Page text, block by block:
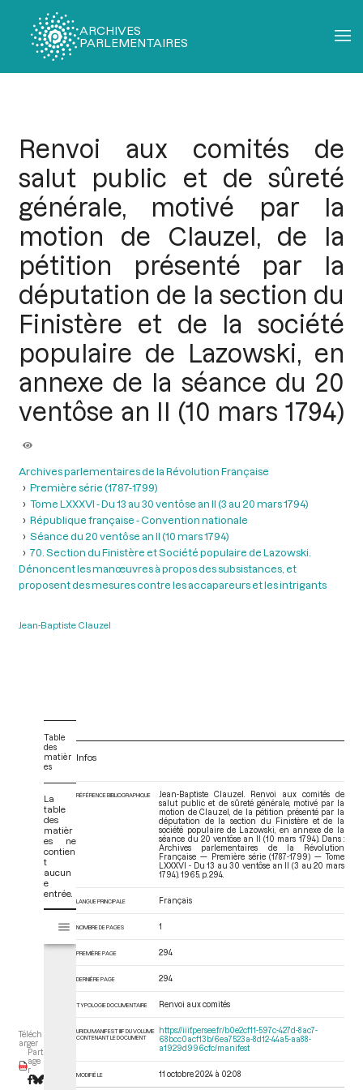
ARCHIVES
PARLEMENTAIRES
Renvoi aux comités de
salut public et de sûreté
générale, motivé par la
motion de Clauzel, de la
pétition présenté par la
députation de la section du
Finistère et de la société
populaire de Lazowski, en
annexe de la séance du 20
ventôse an II (10 mars 1794)
Archives parlementaires de la Révolution Française
Première série (1787-1799)
Tome LXXXVI - Du 13 au 30 ventôse an II (3 au 20 mars 1794)
République française - Convention nationale
Séance du 20 ventôse an II (10 mars 1794)
70. Section du Finistère et Société populaire de Lazowski.
Dénoncent les manœuvres à propos des subsistances, et
proposent des mesures contre les accapareurs et les intrigants
Jean-Baptiste Clauzel
Téléch
arger
Part
age
r
Table
des
matièr
es
La
table
des
matièr
es ne
contien
t
aucun
e
entrée.
s
Tome LXXXVI - Du 13 au 30 ventôse an II (3 au 20 mars 1794)
Infos
RÉFÉRENCE BIBLIOGRAPHIQUE
Jean-Baptiste Clauzel. Renvoi aux comités de
salut public et de sûreté générale, motivé par la
motion de Clauzel, de la pétition présenté par la
députation de la section du Finistère et de la
société populaire de Lazowski, en annexe de la
séance du 20 ventôse an II (10 mars 1794). Dans :
Archives parlementaires de la Révolution
Française — Première série (1787-1799) — Tome
LXXXVI - Du 13 au 30 ventôse an II (3 au 20 mars
1794) . 1965. p. 294.
LANGUE PRINCIPALE Français
NOMBRE DE PAGES 1
PREMIÈRE PAGE 294
DERNIÈRE PAGE 294
TYPOLOGIE DOCUMENTAIRE Renvoi aux comités
URI DU MANIFEST IIIF DU VOLUME
CONTENANT LE DOCUMENT
https://iiif.persee.fr/b0e2cf11-597c-427d-8ac7-
68bcc0acf13b/6ea7523a-8d12-44a5-aa88-
a1929d996cfc/manifest
MODIFIÉ LE 11 octobre 2024 à 02:08